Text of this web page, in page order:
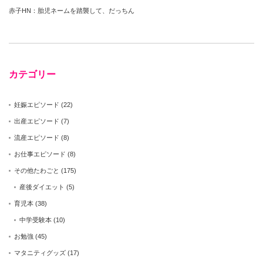
赤子HN：胎児ネームを踏襲して、だっちん
カテゴリー
妊娠エピソード (22)
出産エピソード (7)
流産エピソード (8)
お仕事エピソード (8)
その他たわごと (175)
産後ダイエット (5)
育児本 (38)
中学受験本 (10)
お勉強 (45)
マタニティグッズ (17)